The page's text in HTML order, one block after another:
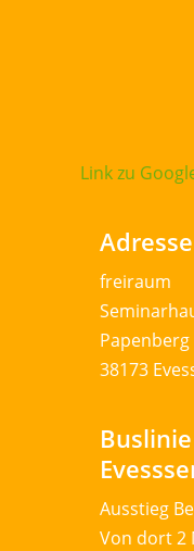
Link zu
Adresse
freiraum
Papenberg
38173
Ausstieg
Von dort 2